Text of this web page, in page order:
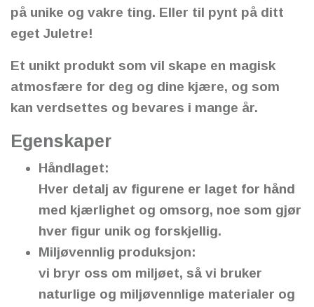
på unike og vakre ting. Eller til pynt på ditt
eget Juletre!
Et unikt produkt som vil skape en magisk
atmosfære for deg og dine kjære, og som
kan verdsettes og bevares i mange år.
Egenskaper
Håndlaget:
Hver detalj av figurene er laget for hånd
med kjærlighet og omsorg, noe som gjør
hver figur unik og forskjellig.
Miljøvennlig produksjon:
vi bryr oss om miljøet, så vi bruker
naturlige og miljøvennlige materialer og